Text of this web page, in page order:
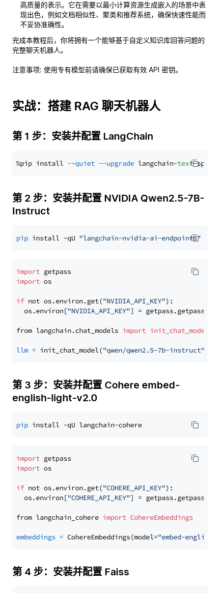
高质量的表示。它在需要以最小计算资源生成嵌入的场景中表
现出色，例如文档相似性、聚类和推荐系统，确保快速性能而
不妥协准确性。
完成本教程后，你将拥有一个能够基于自定义知识库回答问题的
完整聊天机器人。
注意事项: 使用专有模型前请确保已获取有效 API 密钥。
实战：搭建 RAG 聊天机器人
第 1 步：安装并配置 LangChain
%pip install --quiet --upgrade langchain-text
第 2 步：安装并配置 NVIDIA Qwen2.5-7B-
Instruct
pip install -qU "langchain-nvidia-ai-endpoints"
import
import os
if not os.environ.get("NVIDIA_API_KEY"):
  os.environ[
"NVIDIA_API_KEY"] = getpass.getpass(
from langchain.chat_models import init_chat_model
llm = init_chat_model("qwen/qwen2.5-7b-instruct"
第 3 步：安装并配置 Cohere embed-
english-light-v2.0
pip
import
import os
if not os.environ.get("COHERE_API_KEY"):
  os.environ[
"COHERE_API_KEY"] = getpass.getpass(
from langchain_cohere import CohereEmbeddings
embeddings = CohereEmbeddings(model="embed-
第 4 步：安装并配置 Faiss